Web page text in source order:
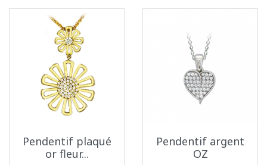
Pendentif plaqué
or fleur...
Pendentif argent
OZ